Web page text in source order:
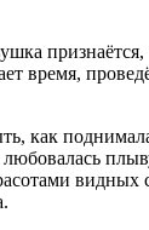
признаётся,
время,
как